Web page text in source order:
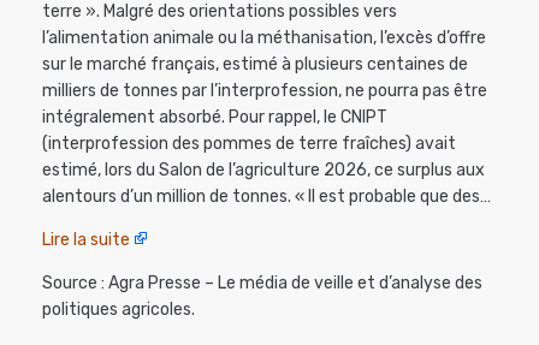
terre ». Malgré des orientations possibles vers
l’alimentation animale ou la méthanisation, l’excès d’offre
sur le marché français, estimé à plusieurs centaines de
milliers de tonnes par l’interprofession, ne pourra pas être
intégralement absorbé. Pour rappel, le CNIPT
(interprofession des pommes de terre fraîches) avait
estimé, lors du Salon de l’agriculture 2026, ce surplus aux
alentours d’un million de tonnes. « Il est probable que des…
Lire la suite
Source : Agra Presse – Le média de veille et d’analyse des
politiques agricoles.